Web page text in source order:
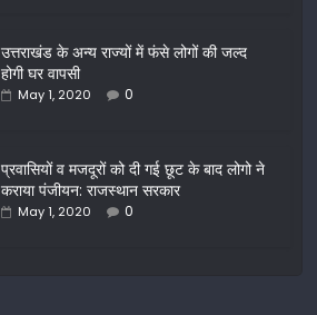
उत्तराखंड के अन्य राज्यों में फंसे लोगों की जल्द
होगी घर वापसी
May 1, 2020 0
प्रवासियों व मजदूरों को दी गई छूट के बाद लोगो ने
कराया पंजीयन: राजस्थान सरकार
May 1, 2020 0